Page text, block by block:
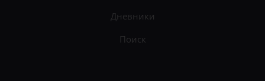
Дневники
Поиск